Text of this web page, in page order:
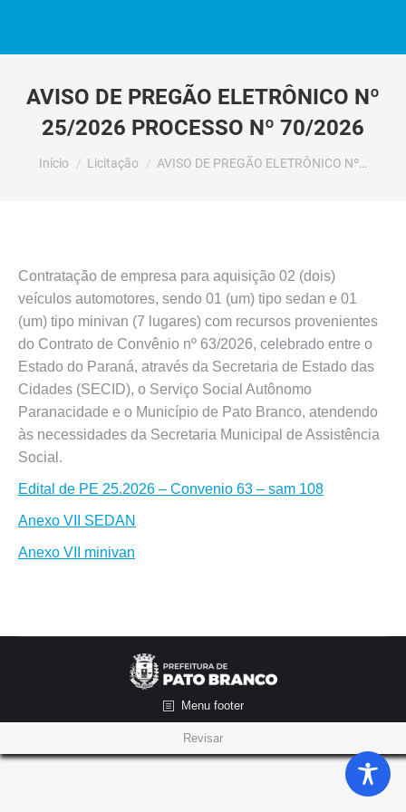
AVISO DE PREGÃO ELETRÔNICO Nº
25/2026 PROCESSO Nº 70/2026
Você está aqui:
Início Licitação AVISO DE PREGÃO ELETRÔNICO Nº…
Contratação de empresa para aquisição 02 (dois)
veículos automotores, sendo 01 (um) tipo sedan e 01
(um) tipo minivan (7 lugares) com recursos provenientes
do Contrato de Convênio nº 63/2026, celebrado entre o
Estado do Paraná, através da Secretaria de Estado das
Cidades (SECID), o Serviço Social Autônomo
Paranacidade e o Município de Pato Branco, atendendo
às necessidades da Secretaria Municipal de Assistência
Social.
Edital de PE 25.2026 – Convenio 63 – sam 108
Anexo VII SEDAN
Anexo VII minivan
Menu footer
Revisar